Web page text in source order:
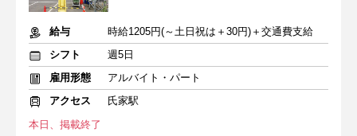
給与
時給1205円(～土日祝は＋30円)＋交通費支給
シフト
週5日
雇用形態
アルバイト・パート
アクセス
氏家駅
本日、掲載終了